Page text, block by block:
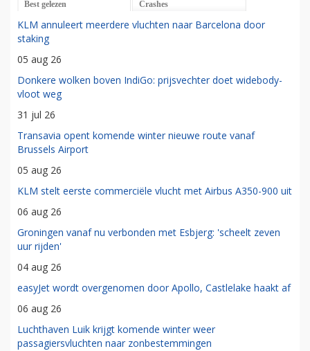
Best gelezen Crashes
KLM annuleert meerdere vluchten naar Barcelona door
staking
05 aug 26
Donkere wolken boven IndiGo: prijsvechter doet widebody-
vloot weg
31 jul 26
Transavia opent komende winter nieuwe route vanaf
Brussels Airport
05 aug 26
KLM stelt eerste commerciële vlucht met Airbus A350-900 uit
06 aug 26
Groningen vanaf nu verbonden met Esbjerg: 'scheelt zeven
uur rijden'
04 aug 26
easyJet wordt overgenomen door Apollo, Castlelake haakt af
06 aug 26
Luchthaven Luik krijgt komende winter weer
passagiersvluchten naar zonbestemmingen